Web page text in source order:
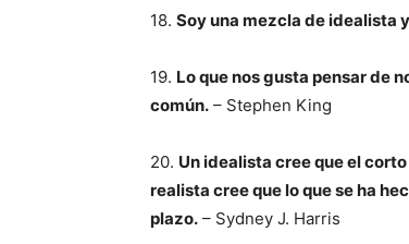
18. Soy una mezcla de idealista
19. Lo que nos gusta pensar de
común. – Stephen King
20. Un idealista cree que el
realista cree que lo que se ha
plazo. – Sydney J. Harris